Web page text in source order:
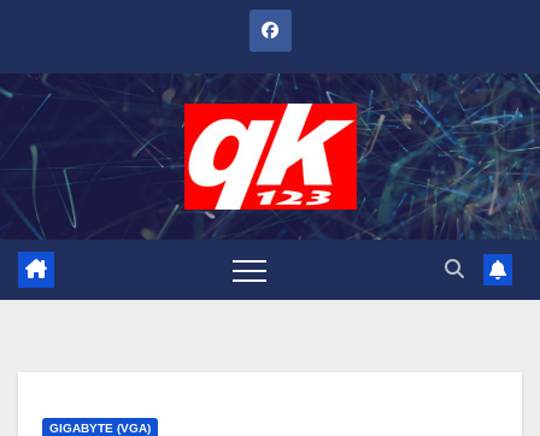
內
GIGABYTE (VGA)